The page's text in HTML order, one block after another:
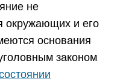
не
окружающих и его
основания
законом